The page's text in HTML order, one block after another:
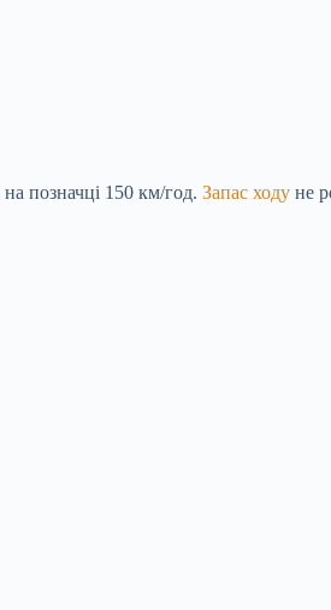
позначці 150 км/год. Запас ходу не